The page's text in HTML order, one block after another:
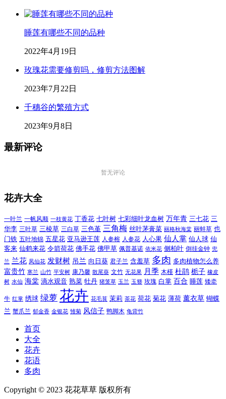
睡莲有哪些不同的品种
2022年4月19日
玫瑰花需要修剪吗，修剪方法图解
2023年7月22日
千穗谷的繁殖方式
2023年9月8日
最新评论
暂无评论
花卉大全
一叶兰 一帆风顺 一枝黄花 丁香花 七叶树 七彩细叶龙血树 万年青 三七花 三
华李 三叶草 三棱草 三白草 三色堇 三角梅 丝叶茅膏菜 丽格秋海棠 丽蚌草 也
门铁 五叶地锦 五星花 亚马逊王莲 人参榕 人参花 人心果 仙人掌 仙人球 仙
客来 仙鹤来花 令箭荷花 佛手花 佛甲草 佩普基诺 依米花 侧柏叶 倒挂金钟 兜
兰 兰花 凤仙花 发财树 吊兰 向日葵 君子兰 含羞草 多肉 多肉植物怎么养
富贵竹 寒兰 山竹 平安树 康乃馨 散尾葵 文竹 无花果 月季 木槿 杜鹃 栀子 橡皮
树 水仙 海棠 滴水观音 熟菜 牡丹 猪笼草 玉兰 玉簪 玫瑰 白掌 百合 睡莲 矮牵
牛 红掌 绣球 绿萝 花卉 花毛茛 茉莉 茶花 荷花 菊花 薄荷 薰衣草 蝴蝶
兰 蟹爪兰 郁金香 金银花 雏菊 风信子 鸭脚木 龟背竹
首页
大全
花卉
花语
多肉
Copyright © 2023 花花草草 版权所有